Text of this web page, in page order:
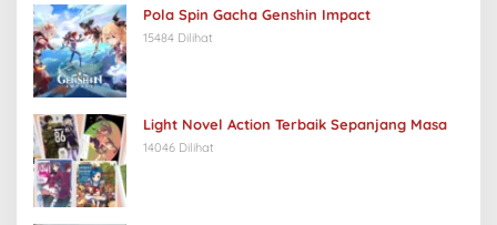
Pola Spin Gacha Genshin Impact
15484 Dilihat
Light Novel Action Terbaik Sepanjang Masa
14046 Dilihat